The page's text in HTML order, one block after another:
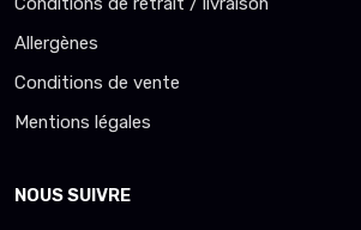
Allergènes
Conditions de vente
Mentions légales
NOUS SUIVRE